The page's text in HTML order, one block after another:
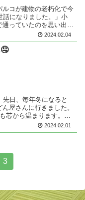
コが建物の老朽化で今
話になりました。」小
っていたのを思い出
かりませんがパル...
2024.02.04
日、毎年冬になると
屋さんに行きました。
芯から温まります。美
っています😋で...2024.02.01
3